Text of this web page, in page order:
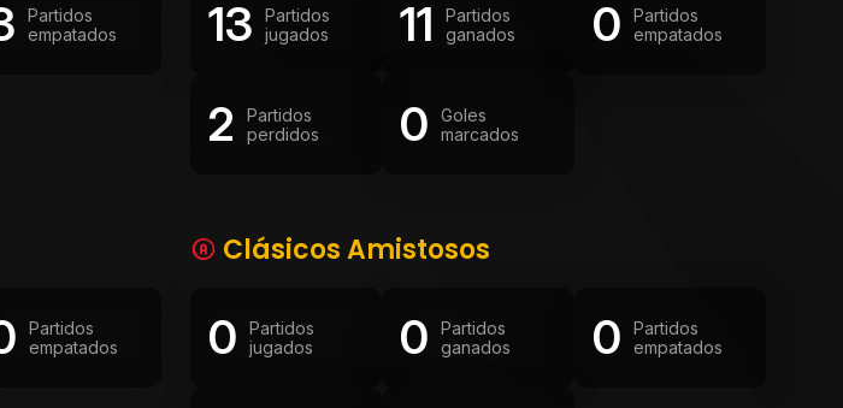
Partidos
empatados
13
Partidos
jugados
11
Partidos
ganados
0
Partidos
empatados
2
Partidos
perdidos
0
Goles
marcados
Partidos
empatados
Clásicos Amistosos
0
Partidos
jugados
0
Partidos
ganados
0
Partidos
empatados